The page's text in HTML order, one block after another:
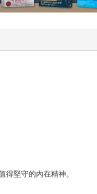
堅守的內在精神。